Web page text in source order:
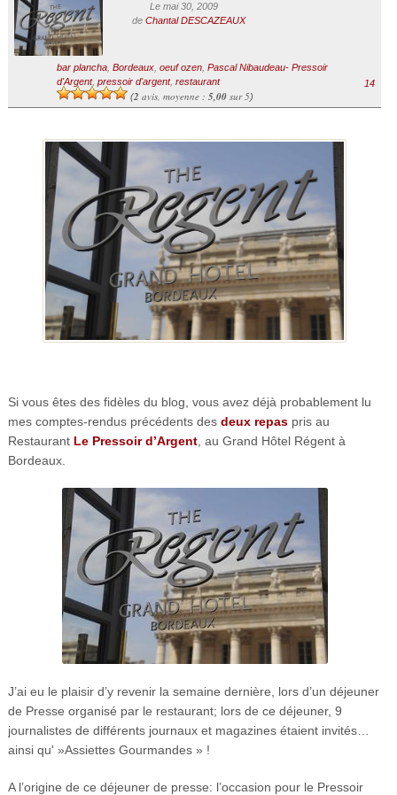
Le mai 30, 2009
de Chantal DESCAZEAUX
bar plancha, Bordeaux, oeuf ozen, Pascal Nibaudeau- Pressoir
d'Argent, pressoir d'argent, restaurant
(2 avis, moyenne : 5,00sur 5)
14
Si vous êtes des fidèles du blog, vous avez déjà probablement lu
mes comptes-rendus précédents des deux repaspris au
Restaurant Le Pressoir d’Argent, au Grand Hôtel Régent à
Bordeaux.
J’ai eu le plaisir d’y revenir la semaine dernière, lors d’un déjeuner
de Presse organisé par le restaurant; lors de ce déjeuner, 9
journalistes de différents journaux et magazines étaient invités…
ainsi qu' »Assiettes Gourmandes » !
A l’origine de ce déjeuner de presse: l’occasion pour le Pressoir